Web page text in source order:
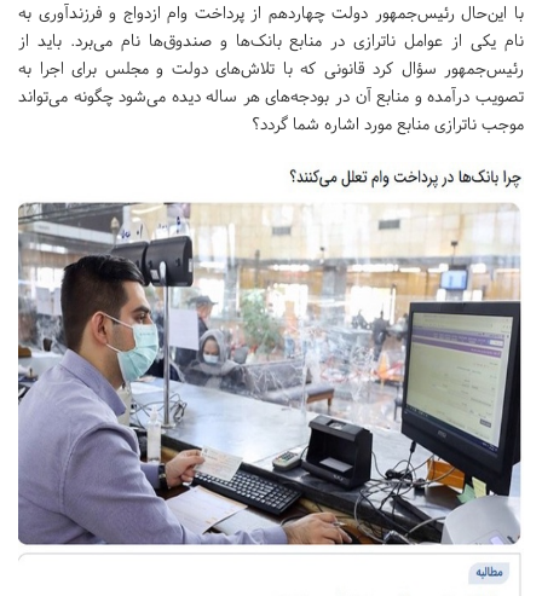
با این‌حال رئیس‌جمهور دولت چهاردهم از پرداخت وام ازدواج و فرزندآوری به
نام یکی از عوامل ناترازی در منابع بانک‌ها و صندوق‌ها نام می‌برد. باید از
رئیس‌جمهور سؤال کرد قانونی که با تلاش‌های دولت و مجلس برای اجرا به
تصویب درآمده و منابع آن در بودجه‌های هر ساله دیده می‌شود چگونه می‌تواند
موجب ناترازی منابع مورد اشاره شما گردد؟